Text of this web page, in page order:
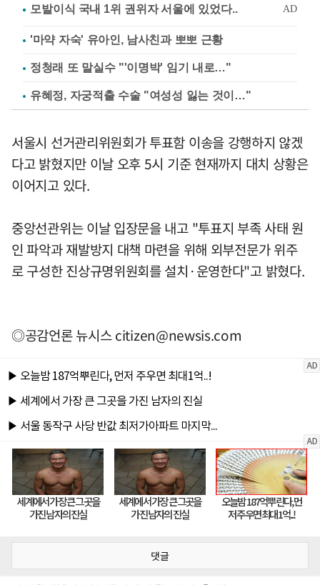
'마약 자숙' 유아인, 남사친과 뽀뽀 근황
정청래 또 말실수 "'이명박' 임기 내로…"
유혜정, 자궁적출 수술 "여성성 잃는 것이…"
서울시 선거관리위원회가 투표함 이송을 강행하지 않겠
다고 밝혔지만 이날 오후 5시 기준 현재까지 대치 상황은
이어지고 있다.
중앙선관위는 이날 입장문을 내고 "투표지 부족 사태 원
인 파악과 재발방지 대책 마련을 위해 외부전문가 위주
로 구성한 진상규명위원회를 설치·운영한다"고 밝혔다.
◎공감언론 뉴시스citizen@newsis.com
댓글